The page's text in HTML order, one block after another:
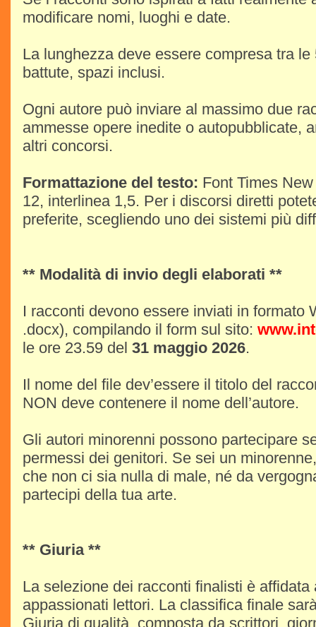
modificare nomi, luoghi e date.
La lunghezza deve essere compresa tra
battute, spazi inclusi.
Ogni autore può inviare al massimo due
ammesse opere inedite o autopubblicate,
altri concorsi.
Formattazione del testo: Font Times
12, interlinea 1,5. Per i discorsi diretti
preferite, scegliendo uno dei sistemi più
** Modalità di invio degli elaborati **
I racconti devono essere inviati in formato
.docx), compilando il form sul sito:
le ore 23.59 del 31 maggio 2026.
Il nome del file dev’essere il titolo del
NON deve contenere il nome dell’autore.
Gli autori minorenni possono partecipare
permessi dei genitori. Se sei un
che non ci sia nulla di male, né da
partecipi della tua arte.
** Giuria **
La selezione dei racconti finalisti è affidata
appassionati lettori. La classifica finale
Giuria di qualità, composta da scrittori,